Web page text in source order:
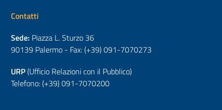
Contatti
Sede: Piazza L. Sturzo 36
90139 Palermo - Fax: (+39) 091-7070273
URP(Ufficio Relazioni con il Pubblico)
Telefono: (+39) 091-7070200